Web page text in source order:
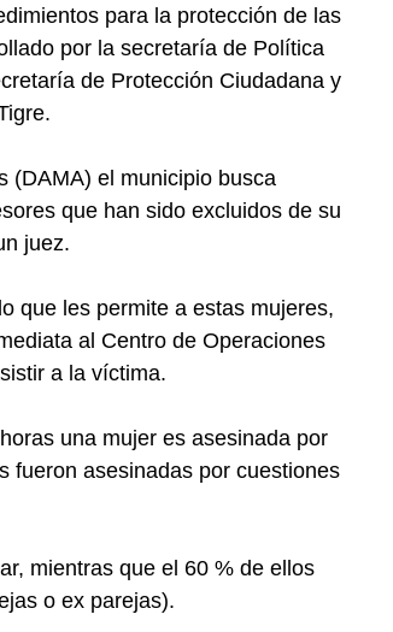
para la protección de las
por la secretaría de Política
de Protección Ciudadana y
(DAMA) el municipio busca
que han sido excluidos de su
juez.
que les permite a estas mujeres,
al Centro de Operaciones
a la víctima.
una mujer es asesinada por
fueron asesinadas por cuestiones
mientras que el 60 % de ellos
o ex parejas).